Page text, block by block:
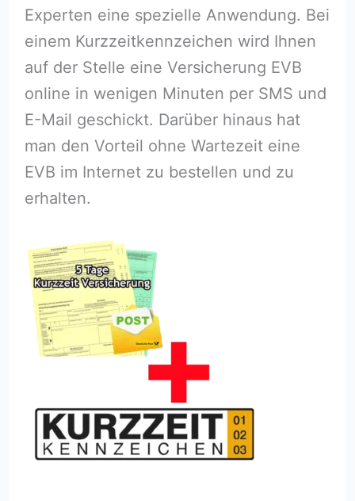
Experten eine spezielle Anwendung. Bei
einem Kurzzeitkennzeichen wird Ihnen
auf der Stelle eine Versicherung EVB
online in wenigen Minuten per SMS und
E-Mail geschickt. Darüber hinaus hat
man den Vorteil ohne Wartezeit eine
EVB im Internet zu bestellen und zu
erhalten.